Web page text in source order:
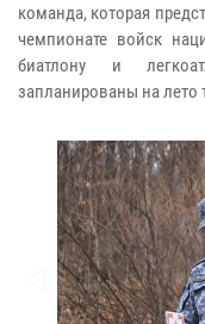
команда, которая
чемпионате войск
биатлону и
запланированы на лето